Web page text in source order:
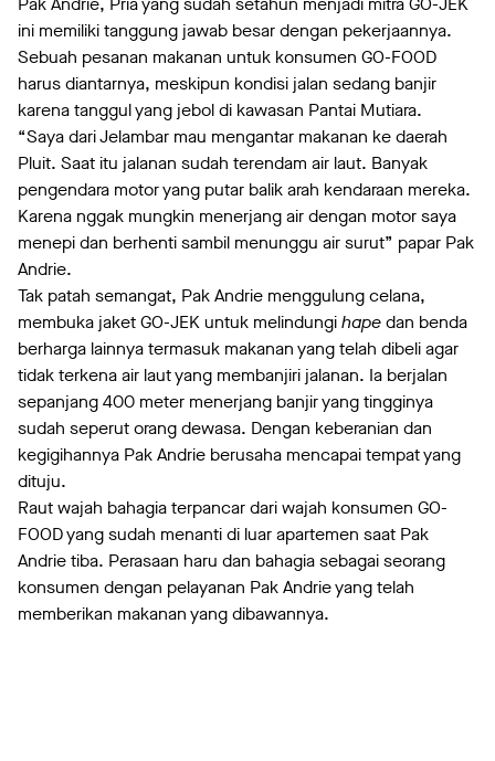
ini memiliki tanggung jawab besar dengan pekerjaannya.
Sebuah pesanan makanan untuk konsumen GO-FOOD
harus diantarnya, meskipun kondisi jalan sedang banjir
karena tanggul yang jebol di kawasan Pantai Mutiara.
“Saya dari Jelambar mau mengantar makanan ke daerah
Pluit. Saat itu jalanan sudah terendam air laut. Banyak
pengendara motor yang putar balik arah kendaraan mereka.
Karena nggak mungkin menerjang air dengan motor saya
menepi dan berhenti sambil menunggu air surut” papar Pak
Andrie.
Tak patah semangat, Pak Andrie menggulung celana,
membuka jaket GO-JEK untuk melindungihapedan benda
berharga lainnya termasuk makanan yang telah dibeli agar
tidak terkena air laut yang membanjiri jalanan. Ia berjalan
sepanjang 400 meter menerjang banjir yang tingginya
sudah seperut orang dewasa. Dengan keberanian dan
kegigihannya Pak Andrie berusaha mencapai tempat yang
dituju.
Raut wajah bahagia terpancar dari wajah konsumen GO-
FOOD yang sudah menanti di luar apartemen saat Pak
Andrie tiba. Perasaan haru dan bahagia sebagai seorang
konsumen dengan pelayanan Pak Andrie yang telah
memberikan makanan yang dibawannya.